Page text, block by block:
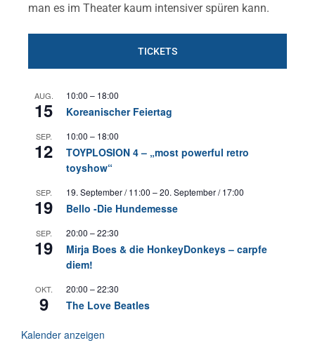
man es im Theater kaum intensiver spüren kann.
TICKETS
AUG.
15
10:00 – 18:00
Koreanischer Feiertag
SEP.
12
10:00 – 18:00
TOYPLOSION 4 – „most powerful retro
toyshow“
SEP.
19
19. September / 11:00 –20. September / 17:00
Bello -Die Hundemesse
SEP.
19
20:00 –22:30
Mirja Boes & die HonkeyDonkeys – carpfe
diem!
OKT.
9
20:00 –22:30
The Love Beatles
Kalender anzeigen